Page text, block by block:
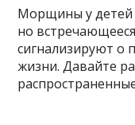
Морщины у детей
но
сигнализируют о
жизни. Давайте